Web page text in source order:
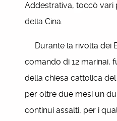
Addestrativa, toccò vari
della Cina.
Durante la rivolta dei
comando di 12 marinai,
della chiesa cattolica
per oltre due mesi un
continui assalti, per i